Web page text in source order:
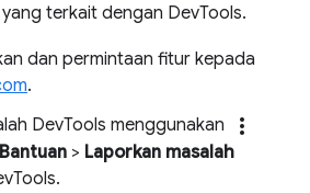
terkait dengan DevTools.
dan permintaan fitur kepada
.
DevTools menggunakan
more_vert
Bantuan > Laporkan masalah